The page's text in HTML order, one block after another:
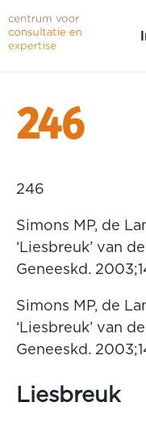
246
246
Simons MP, de
‘Liesbreuk’ van
Geneeskd.
Simons MP, de
‘Liesbreuk’ van
Geneeskd.
Liesbreuk